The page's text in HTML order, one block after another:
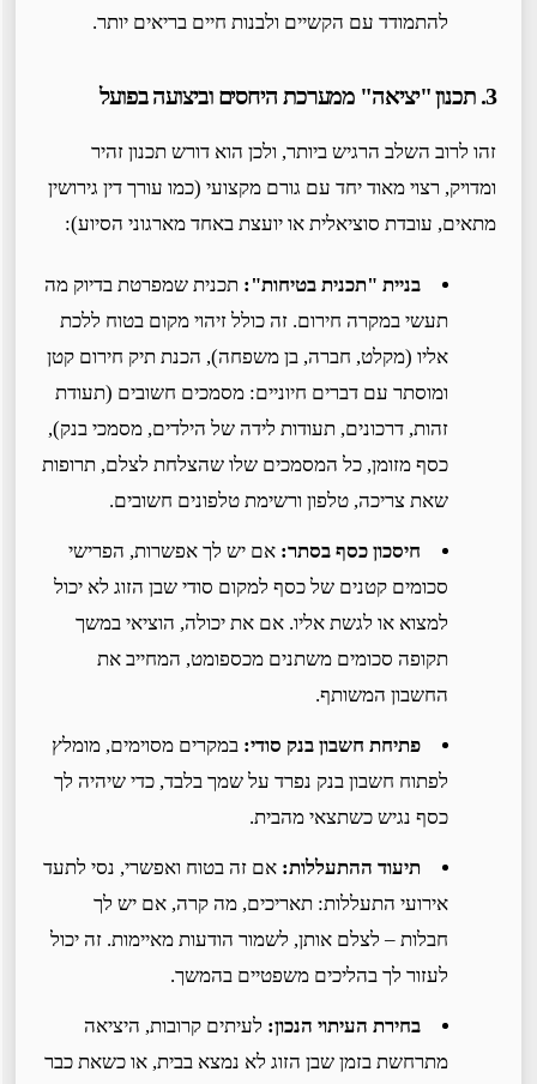
להתמודד עם הקשיים ולבנות חיים בריאים יותר.
3. תכנון "יציאה" ממערכת היחסים וביצועה בפועל
זהו לרוב השלב הרגיש ביותר, ולכן הוא דורש תכנון זהיר
ומדויק, רצוי מאוד יחד עם גורם מקצועי (כמו עורך דין גירושין
מתאים, עובדת סוציאלית או יועצת באחד מארגוני הסיוע):
בניית "תכנית בטיחות":תכנית שמפרטת בדיוק מה
תעשי במקרה חירום. זה כולל זיהוי מקום בטוח ללכת
אליו (מקלט, חברה, בן משפחה), הכנת תיק חירום קטן
ומוסתר עם דברים חיוניים: מסמכים חשובים (תעודת
זהות, דרכונים, תעודות לידה של הילדים, מסמכי בנק),
כסף מזומן, כל המסמכים שלו שהצלחת לצלם, תרופות
שאת צריכה, טלפון ורשימת טלפונים חשובים.
חיסכון כסף בסתר:אם יש לך אפשרות, הפרישי
סכומים קטנים של כסף למקום סודי שבן הזוג לא יכול
למצוא או לגשת אליו. אם את יכולה, הוציאי במשך
תקופה סכומים משתנים מכספומט, המחייב את
החשבון המשותף.
פתיחת חשבון בנק סודי:במקרים מסוימים, מומלץ
לפתוח חשבון בנק נפרד על שמך בלבד, כדי שיהיה לך
כסף נגיש כשתצאי מהבית.
תיעוד ההתעללות:אם זה בטוח ואפשרי, נסי לתעד
אירועי התעללות: תאריכים, מה קרה, אם יש לך
חבלות – לצלם אותן, לשמור הודעות מאיימות. זה יכול
לעזור לך בהליכים משפטיים בהמשך.
בחירת העיתוי הנכון:לעיתים קרובות, היציאה
מתרחשת בזמן שבן הזוג לא נמצא בבית, או כשאת כבר